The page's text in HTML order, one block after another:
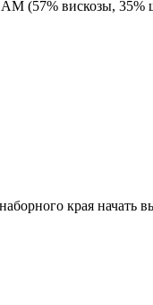
(57% вискозы, 35%
края начать